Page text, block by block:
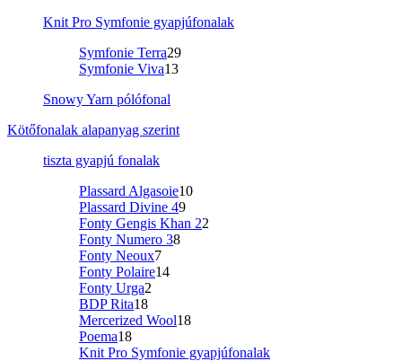
Knit Pro Symfonie gyapjúfonalak
Symfonie Terra29
Symfonie Viva13
Snowy Yarn pólófonal
Kötőfonalak alapanyag szerint
tiszta gyapjú fonalak
Plassard Algasoie10
Plassard Divine 49
Fonty Gengis Khan 22
Fonty Numero 38
Fonty Neoux7
Fonty Polaire14
Fonty Urga2
BDP Rita18
Mercerized Wool18
Poema18
Knit Pro Symfonie gyapjúfonalak